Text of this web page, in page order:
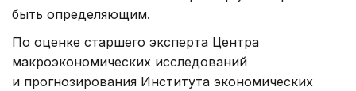
быть определяющим.
По оценке старшего эксперта Центра
макроэкономических исследований
и прогнозирования Института экономических